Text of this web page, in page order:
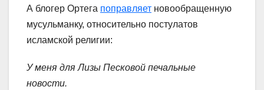
А блогер Ортега поправляет новообращенную
мусульманку, относительно постулатов
исламской религии:
У меня для Лизы Песковой печальные
новости.